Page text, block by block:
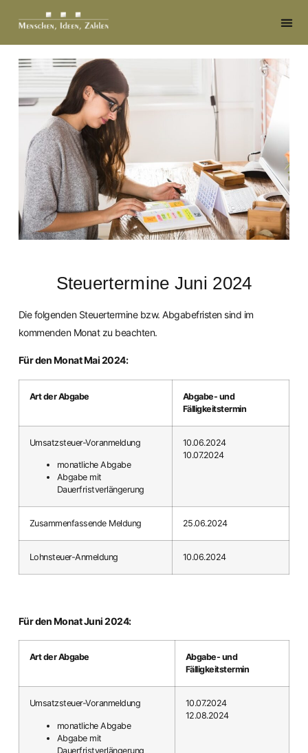
Steuertermine Juni 2024
Die folgenden Steuertermine bzw. Abgabefristen sind im
kommenden Monat zu beachten.
Für den Monat Mai 2024:
Art der Abgabe
Abgabe- und
Fälligkeitstermin
Umsatzsteuer-Voranmeldung
monatliche Abgabe
Abgabe mit
Dauerfristverlängerung
10.06.2024
10.07.2024
Zusammenfassende Meldung 25.06.2024
Lohnsteuer-Anmeldung 10.06.2024
Für den Monat Juni 2024:
Art der Abgabe
Abgabe- und
Fälligkeitstermin
Umsatzsteuer-Voranmeldung
monatliche Abgabe
Abgabe mit
Dauerfristverlängerung
10.07.2024
12.08.2024